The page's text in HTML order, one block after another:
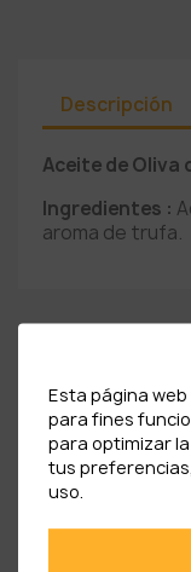
Descripción
Aceite de Oliva
Ingredientes :
aroma de trufa.
¡EN OFERTA!
Esta página
para fines
para optimizar
tus
uso.